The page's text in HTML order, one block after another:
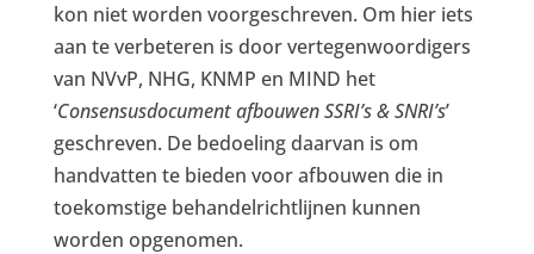
kon niet worden voorgeschreven. Om hier iets
aan te verbeteren is door vertegenwoordigers
van NVvP, NHG, KNMP en MIND het
‘Consensusdocument afbouwen SSRI’s & SNRI’s’
geschreven. De bedoeling daarvan is om
handvatten te bieden voor afbouwen die in
toekomstige behandelrichtlijnen kunnen
worden opgenomen.